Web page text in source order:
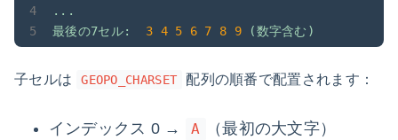
...
最後の7セル:
3 4 5 6 7 8 9 (数字含む)
子セルは GEOPO_CHARSET 配列の順番で配置されます：
インデックス 0 → A
（最初の大文字）